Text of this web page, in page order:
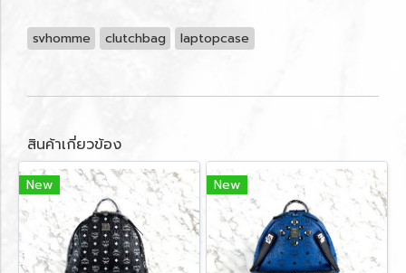
svhomme clutchbag laptopcase
สินค้าเกี่ยวข้อง
New New